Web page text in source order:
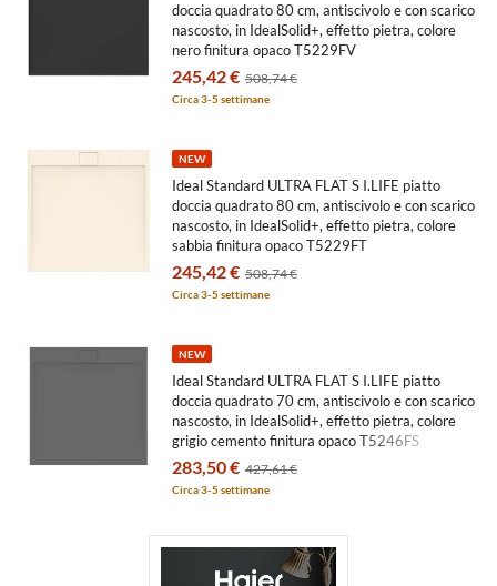
doccia quadrato 80 cm, antiscivolo e con scarico
nascosto, in IdealSolid+, effetto pietra, colore
nero finitura opaco T5229FV
245,42 € 508,74 €
Circa 3-5 settimane
NEW
Ideal Standard ULTRA FLAT S I.LIFE piatto
doccia quadrato 80 cm, antiscivolo e con scarico
nascosto, in IdealSolid+, effetto pietra, colore
sabbia finitura opaco T5229FT
245,42 € 508,74 €
Circa 3-5 settimane
NEW
Ideal Standard ULTRA FLAT S I.LIFE piatto
doccia quadrato 70 cm, antiscivolo e con scarico
nascosto, in IdealSolid+, effetto pietra, colore
grigio cemento finitura opaco T5246FS
283,50 € 427,61 €
Circa 3-5 settimane